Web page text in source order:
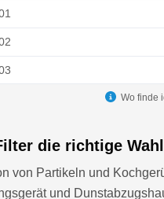
Wo finde
die richtige
von Partikeln und
und